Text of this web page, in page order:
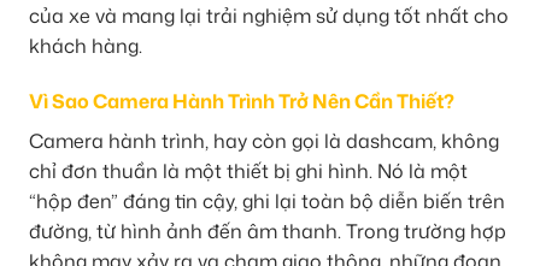
của xe và mang lại trải nghiệm sử dụng tốt nhất cho
khách hàng.
Vì Sao Camera Hành Trình Trở Nên Cần Thiết?
Camera hành trình, hay còn gọi là dashcam, không
chỉ đơn thuần là một thiết bị ghi hình. Nó là một
“hộp đen” đáng tin cậy, ghi lại toàn bộ diễn biến trên
đường, từ hình ảnh đến âm thanh. Trong trường hợp